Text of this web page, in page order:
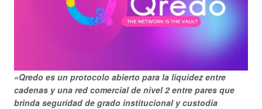
«Qredo es un protocolo abierto para la liquidez entre
cadenas y una red comercial de nivel 2 entre pares que
brinda seguridad de grado institucional y custodia